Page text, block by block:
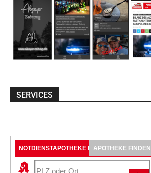
SERVICES
NOTDIENSTAPOTHEKE FINDENAPOTHEKE FINDEN